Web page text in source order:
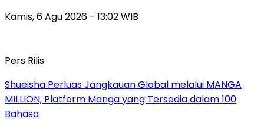
Kamis, 6 Agu 2026 - 13:02 WIB
Pers Rilis
Shueisha Perluas Jangkauan Global melalui MANGA
MILLION, Platform Manga yang Tersedia dalam 100
Bahasa